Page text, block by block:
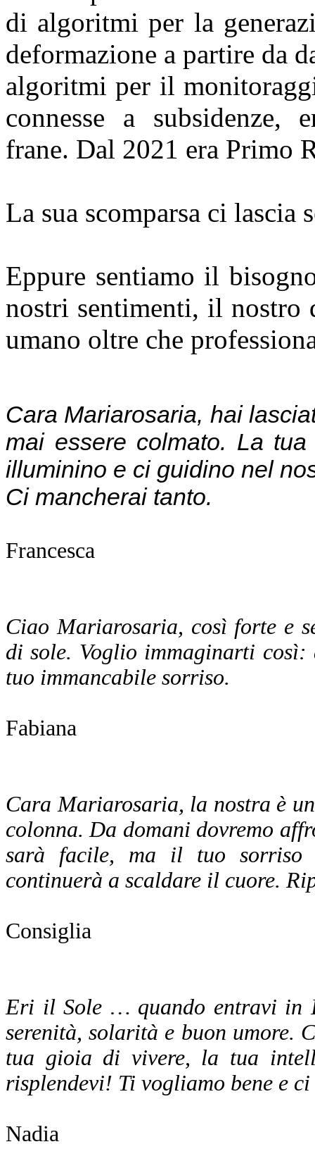
di algoritmi per la
deformazione a partire da
algoritmi per il
connesse a subsidenze,
frane. Dal 2021 era Primo
La sua scomparsa ci
Eppure sentiamo il
nostri sentimenti, il nostro
umano oltre che
Cara Mariarosaria, hai
mai essere colmato. La
illuminino e ci guidino nel
Ci mancherai tanto.
Francesca
Ciao Mariarosaria, così forte e
di sole. Voglio immaginarti
tuo immancabile sorriso.
Fabiana
Cara Mariarosaria, la nostra è
colonna. Da domani dovremo
sarà facile, ma il tuo sorriso
continuerà a scaldare il cuore.
Consiglia
Eri il Sole … quando entravi in
serenità, solarità e buon umore.
tua gioia di vivere, la tua
risplendevi! Ti vogliamo bene e
Nadia